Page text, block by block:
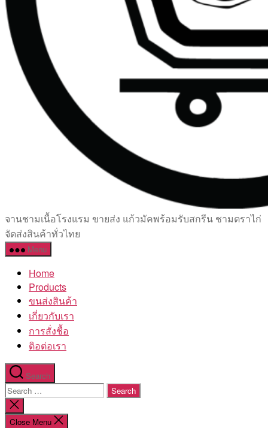
เซรามิค
ครบ
ครัน
โรงงาน
จานชามเนื้อโรงแรม ขายส่ง แก้วมัคพร้อมรับสกรีน ชามตราไก่
จัดส่งสินค้าทั่วไทย
Menu
Home
Products
ขนส่งสินค้า
เกี่ยวกับเรา
การสั่งชื้อ
ติอต่อเรา
Search
Search
for:
Close
search
Close Menu